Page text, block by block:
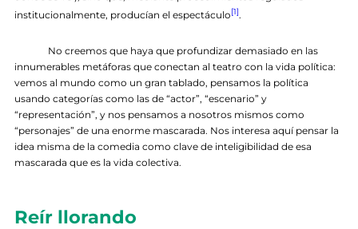
institucionalmente, producían el espectáculo[1].
No creemos que haya que profundizar demasiado en las
innumerables metáforas que conectan al teatro con la vida política:
vemos al mundo como un gran tablado, pensamos la política
usando categorías como las de “actor”, “escenario” y
“representación”, y nos pensamos a nosotros mismos como
“personajes” de una enorme mascarada. Nos interesa aquí pensar la
idea misma de la comedia como clave de inteligibilidad de esa
mascarada que es la vida colectiva.
Reír llorando